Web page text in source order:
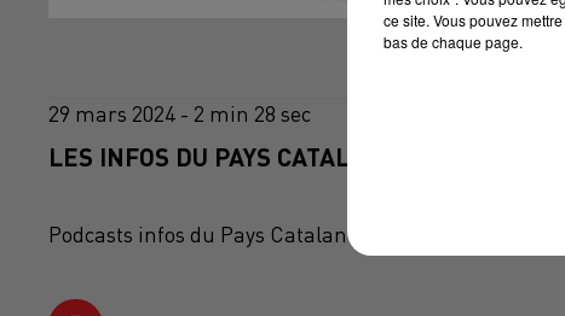
29 mars 2024 - 2 min 28 sec
LES INFOS DU PAYS CATALAN DU 29/03/2024
Podcasts infos du Pays Catalan
ce site. Vous pouvez
bas de chaque page.